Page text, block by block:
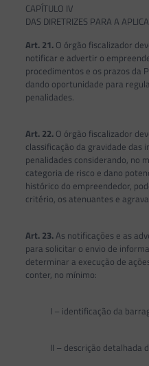
CAPÍTULO IV
DAS DIRETRIZES PARA A
Art. 21.O órgão fiscalizador
notificar e advertir o
procedimentos e os prazos da
dando oportunidade para
penalidades.
Art. 22.O órgão fiscalizador
classificação da gravidade das
penalidades considerando, no
categoria de risco e dano
histórico do empreendedor,
critério, os atenuantes e
Art. 23.As notificações e as
para solicitar o envio de
determinar a execução de
conter, no mínimo:
I – identificação da
II – descrição detalhada